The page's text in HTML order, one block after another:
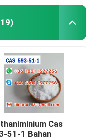
Cas
51-1 Bahan